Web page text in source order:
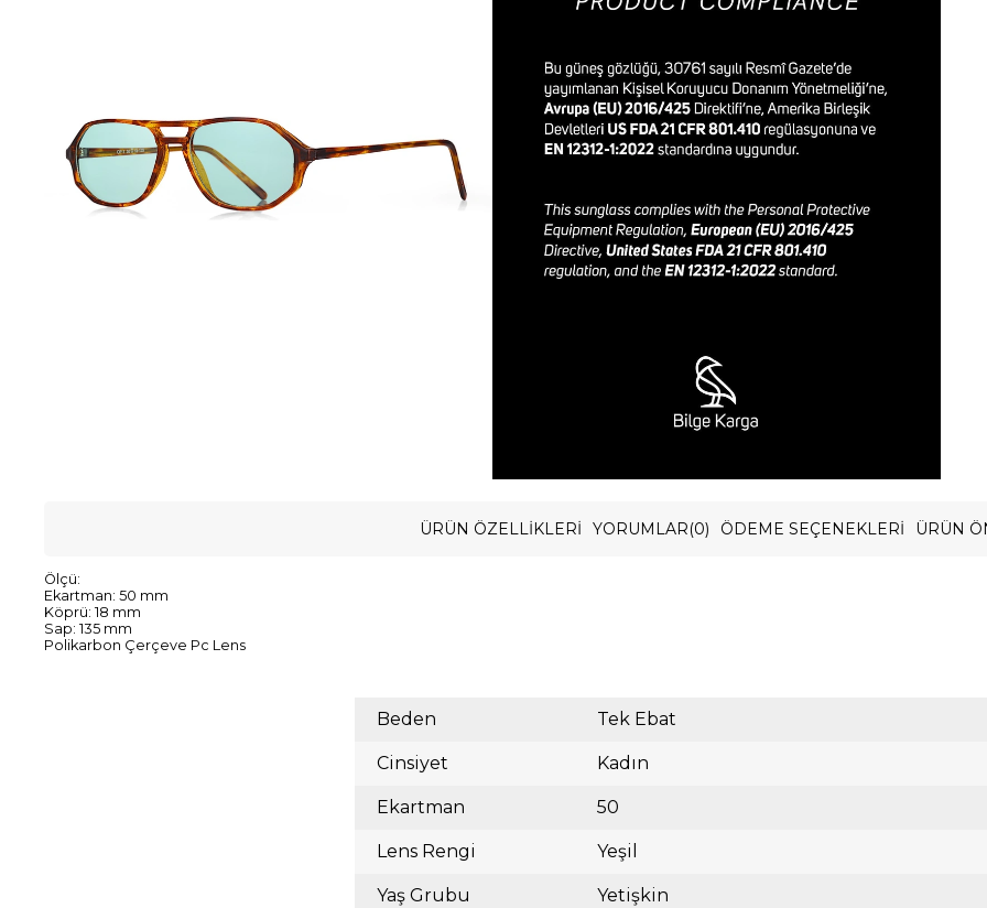
ÜRÜN ÖZELLIKLERI YORUMLAR(0) ÖDEME SEÇENEKLERI ÜRÜN
Ölçü:
Ekartman: 50 mm
Köprü: 18 mm
Sap: 135 mm
Polikarbon Çerçeve Pc Lens
Beden Tek Ebat
Cinsiyet Kadın
Ekartman 50
Lens Rengi Yeşil
Yaş Grubu Yetişkin